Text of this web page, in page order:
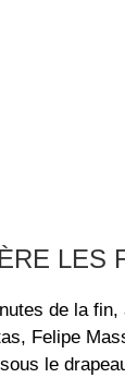
LES
de la
Felipe
le